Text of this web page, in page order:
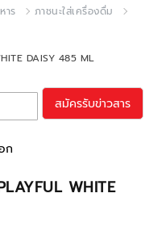
าร
ภาชนะใส่เครื่องดื่ม
DAISY 485 ML
WHITE
สมัครรับข่าวสาร
ก